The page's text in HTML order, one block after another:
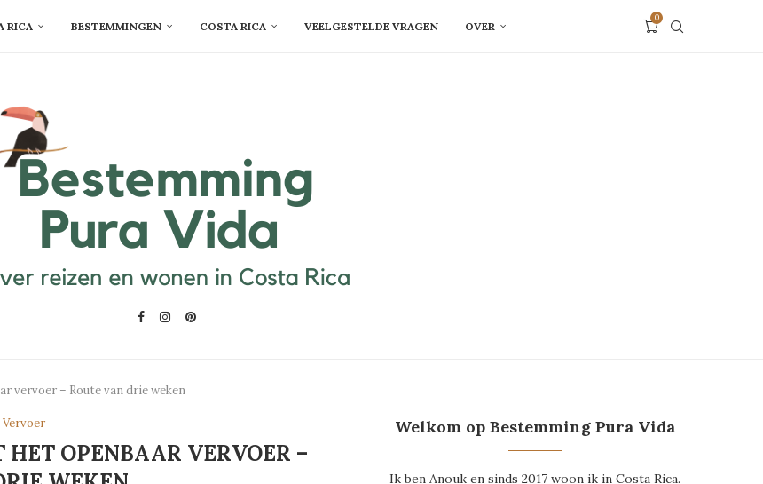
RICA BESTEMMINGEN COSTA RICA VEELGESTELDE VRAGEN OVER
0
vervoer – Route van drie weken
Vervoer
OPENBAAR VERVOER –
Welkom op Bestemming Pura Vida
Ik ben Anouk en sinds 2017 woon ik in Costa Rica.